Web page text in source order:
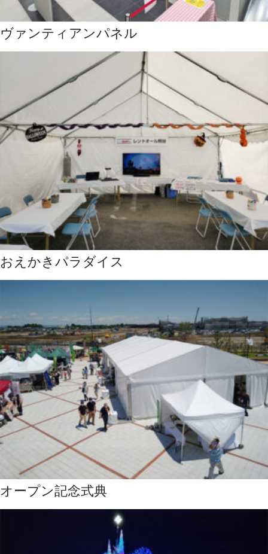
ヴァンティアンパネル
おえかきパラダイス
オープン記念式典